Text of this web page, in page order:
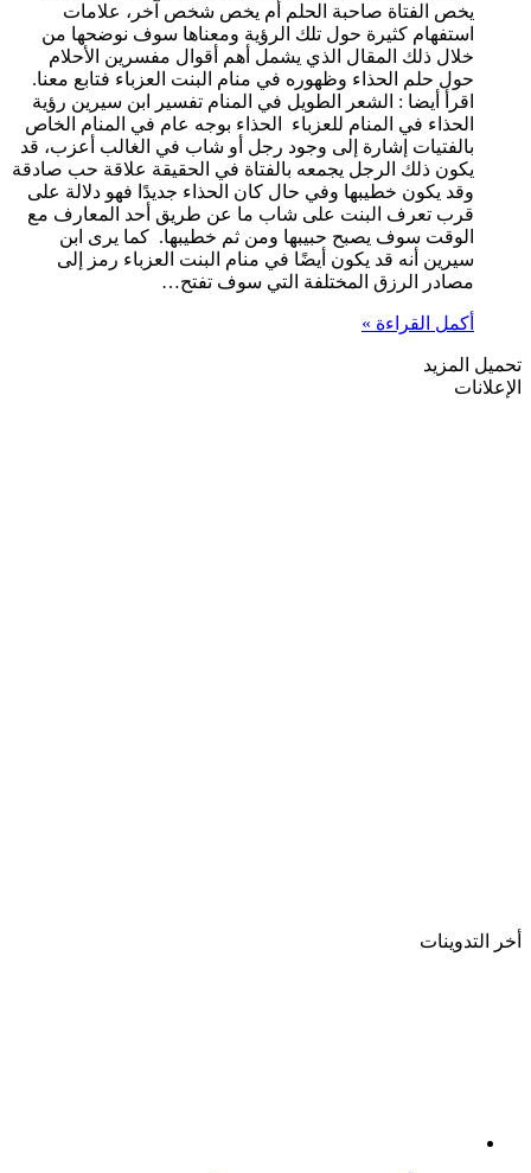
يخص الفتاة صاحبة الحلم أم يخص شخص آخر، علامات
استفهام كثيرة حول تلك الرؤية ومعناها سوف نوضحها من
خلال ذلك المقال الذي يشمل أهم أقوال مفسرين الأحلام
حول حلم الحذاء وظهوره في منام البنت العزباء فتابع معنا.
اقرأ أيضا : الشعر الطويل في المنام تفسير ابن سيرين رؤية
الحذاء في المنام للعزباء الحذاء بوجه عام في المنام الخاص
بالفتيات إشارة إلى وجود رجل أو شاب في الغالب أعزب، قد
يكون ذلك الرجل يجمعه بالفتاة في الحقيقة علاقة حب صادقة
وقد يكون خطيبها وفي حال كان الحذاء جديدًا فهو دلالة على
قرب تعرف البنت على شاب ما عن طريق أحد المعارف مع
الوقت سوف يصبح حبيبها ومن ثم خطيبها. كما يرى ابن
سيرين أنه قد يكون أيضًا في منام البنت العزباء رمز إلى
مصادر الرزق المختلفة التي سوف تفتح…
أكمل القراءة »
تحميل المزيد
الإعلانات
أخر التدوينات